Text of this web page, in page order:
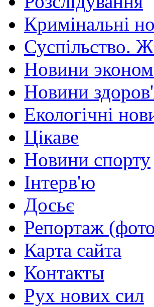
Кримінальні
Суспільство.
Новини
Новини
Екологічні
Цікаве
Новини спорту
Інтерв'ю
Досьє
Репортаж
Карта сайта
Контакты
Рух нових сил